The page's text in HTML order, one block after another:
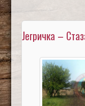
Јегричка –